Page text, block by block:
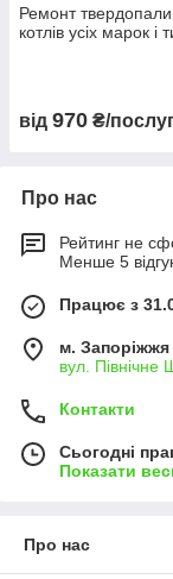
Ремонт
котлів усіх марок і
від 970 ₴/
Про нас
Рейтинг не
Менше 5
Працює з
м. Запоріжжя
вул. Північне
Контакти
Сьогодні
Показати
Про нас